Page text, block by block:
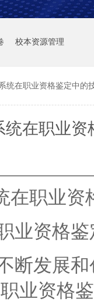
校本资源管理
统在职业资格鉴定中的
统在职业
在职业资
资格鉴
发展和
业资格